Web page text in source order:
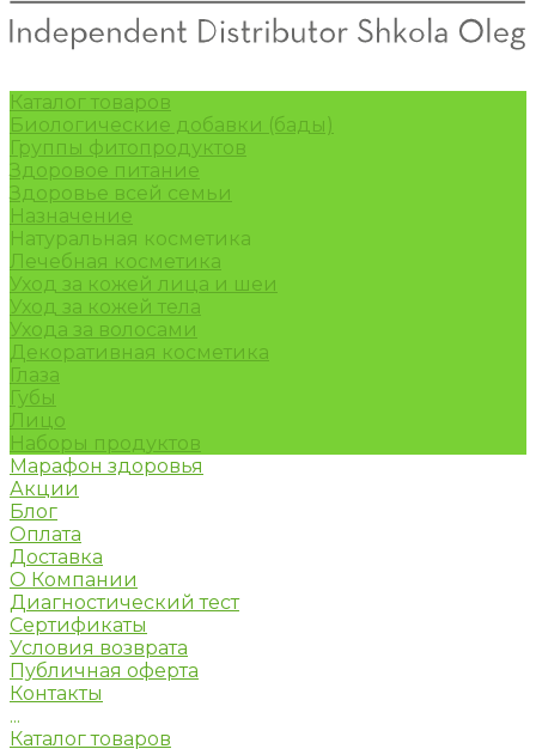
Каталог товаров
Биологические добавки (бады)
Группы фитопродуктов
Здоровое питание
Здоровье всей семьи
Назначение
Натуральная косметика
Лечебная косметика
Уход за кожей лица и шеи
Уход за кожей тела
Ухода за волосами
Декоративная косметика
Глаза
Губы
Лицо
Наборы продуктов
Марафон здоровья
Акции
Блог
Оплата
Доставка
О Компании
Диагностический тест
Сертификаты
Условия возврата
Публичная оферта
Контакты
...
Каталог товаров